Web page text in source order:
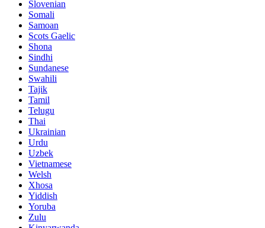
Slovenian
Somali
Samoan
Scots Gaelic
Shona
Sindhi
Sundanese
Swahili
Tajik
Tamil
Telugu
Thai
Ukrainian
Urdu
Uzbek
Vietnamese
Welsh
Xhosa
Yiddish
Yoruba
Zulu